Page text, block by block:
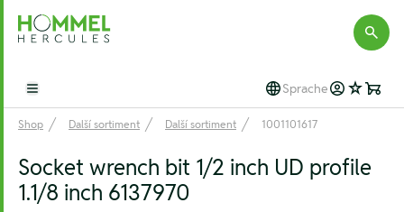
Hommel Hercules
Open main menu Sprache
Shop Další sortiment Další sortiment 1001101617
Socket wrench bit 1/2 inch UD profile
1.1/8 inch 6137970